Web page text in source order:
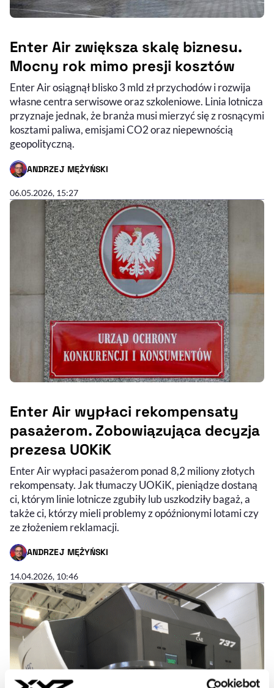
Enter Air zwiększa skalę biznesu.
Mocny rok mimo presji kosztów
Enter Air osiągnął blisko 3 mld zł przychodów i rozwija
własne centra serwisowe oraz szkoleniowe. Linia lotnicza
przyznaje jednak, że branża musi mierzyć się z rosnącymi
kosztami paliwa, emisjami CO2 oraz niepewnością
geopolityczną.
ANDRZEJ MĘŻYŃSKI
- AUTOR ARTYKUŁU - PROFIL
06.05.2026, 15:27
Enter Air wypłaci rekompensaty
pasażerom. Zobowiązująca decyzja
prezesa UOKiK
Enter Air wypłaci pasażerom ponad 8,2 miliony złotych
rekompensaty. Jak tłumaczy UOKiK, pieniądze dostaną
ci, którym linie lotnicze zgubiły lub uszkodziły bagaż, a
także ci, którzy mieli problemy z opóźnionymi lotami czy
ze złożeniem reklamacji.
ANDRZEJ MĘŻYŃSKI
- AUTOR ARTYKUŁU - PROFIL
14.04.2026, 10:46